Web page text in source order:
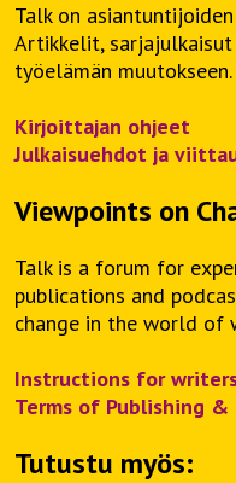
Talk on
Artikkelit,
työelämän muutokseen.
Kirjoittajan ohjeet
Julkaisuehdot ja
Viewpoints on
Talk is a forum for
publications and
change in the world of
Instructions for
Terms of Publishing
Tutustu myös: